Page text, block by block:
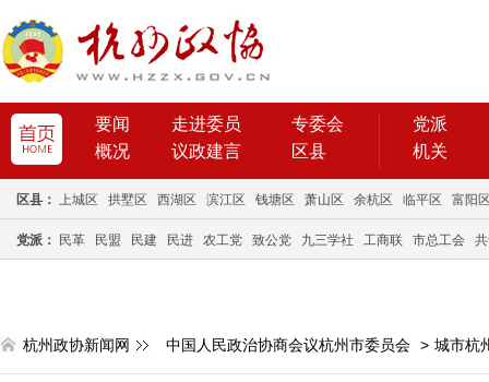
要闻 走进委员
专委会
概况
议政建言 区县
党派
机关
区县： 上城区 拱墅区 西湖区 滨江区 钱塘区 萧山区 余杭区 临平区 富阳
党派： 民革 民盟 民建 民进 农工党 致公党 九三学社 工商联 市总工会
杭州政协新闻网 中国人民政治协商会议杭州市委员会 > 城市杭